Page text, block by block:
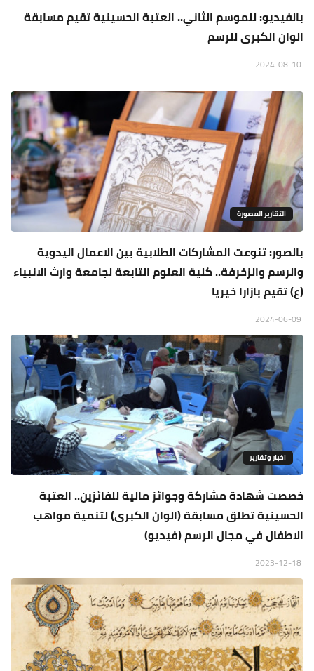
بالفيديو: للموسم الثاني.. العتبة الحسينية تقيم مسابقة
الوان الكبرى للرسم
التقارير المصورة
بالصور: تنوعت المشاركات الطلابية بين الاعمال اليدوية
والرسم والزخرفة.. كلية العلوم التابعة لجامعة وارث الانبياء
(ع) تقيم بازارا خيريا
اخبار وتقارير
خصصت شهادة مشاركة وجوائز مالية للفائزين.. العتبة
الحسينية تطلق مسابقة (الوان الكبرى) لتنمية مواهب
الاطفال في مجال الرسم (فيديو)